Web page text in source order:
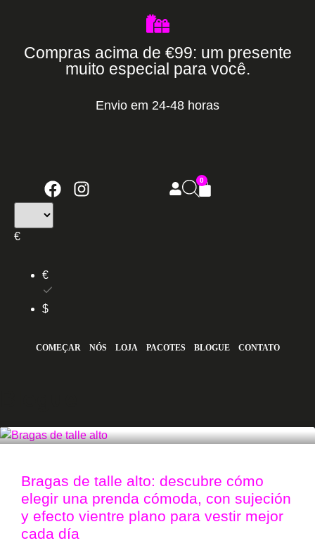
Compras acima de €99: um presente
muito especial para você.
Envio em 24-48 horas
0
€
€
$
COMEÇAR NÓS LOJA PACOTES BLOGUE CONTATO
Bragas de talle alto: descubre cómo
elegir una prenda cómoda, con sujeción
y efecto vientre plano para vestir mejor
cada día